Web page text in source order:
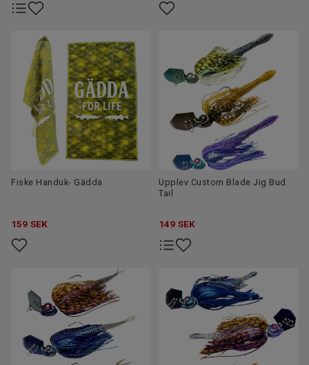
Fiske Handuk- Gädda
159 SEK
Upplev Custom Blade Jig Bud
Tail
149 SEK